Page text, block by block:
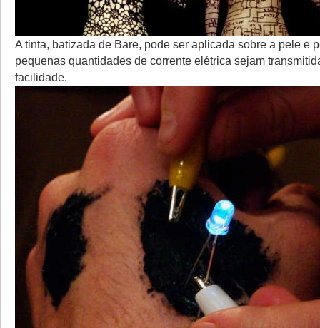
A tinta, batizada de Bare, pode ser aplicada sobre a pele e
pequenas quantidades de corrente elétrica sejam
facilidade.